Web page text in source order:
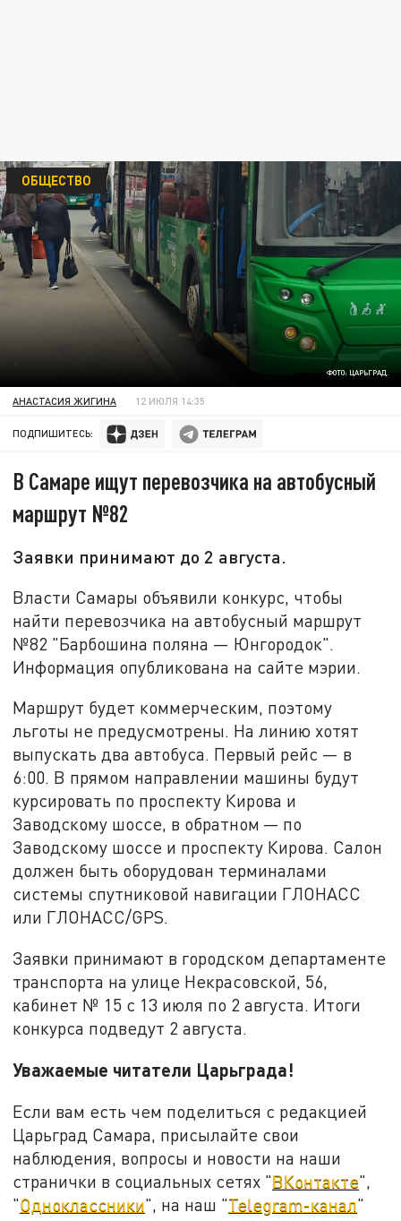
ФОТО: ЦАРЬГРАД.
ОБЩЕСТВО
АНАСТАСИЯ ЖИГИНА 12 ИЮЛЯ 14:35
ПОДПИШИТЕСЬ:
В Самаре ищут перевозчика на автобусный
маршрут №82
Заявки принимают до 2 августа.
Власти Самары объявили конкурс, чтобы
найти перевозчика на автобусный маршрут
№82 "Барбошина поляна — Юнгородок".
Информация опубликована на сайте мэрии.
Маршрут будет коммерческим, поэтому
льготы не предусмотрены. На линию хотят
выпускать два автобуса. Первый рейс — в
6:00. В прямом направлении машины будут
курсировать по проспекту Кирова и
Заводскому шоссе, в обратном — по
Заводскому шоссе и проспекту Кирова. Салон
должен быть оборудован терминалами
системы спутниковой навигации ГЛОНАСС
или ГЛОНАСС/GPS.
Заявки принимают в городском департаменте
транспорта на улице Некрасовской, 56,
кабинет № 15 с 13 июля по 2 августа. Итоги
конкурса подведут 2 августа.
Уважаемые читатели Царьграда!
Если вам есть чем поделиться с редакцией
Царьград Самара, присылайте свои
наблюдения, вопросы и новости на наши
странички в социальных сетях "ВКонтакте",
"Одноклассники", на наш "Telegram-канал"